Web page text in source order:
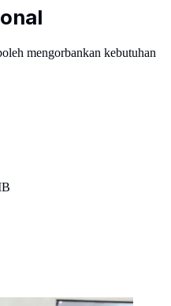
mengorbankan kebutuhan